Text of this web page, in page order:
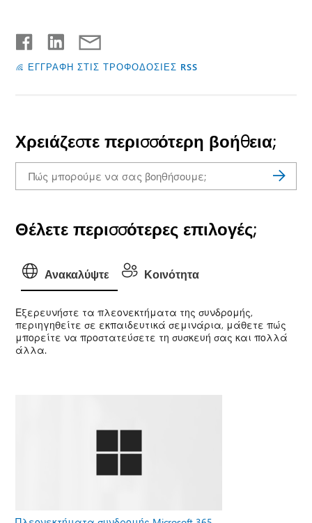
ΕΓΓΡΑΦΗ ΣΤΙΣ ΤΡΟΦΟΔΟΣΙΕΣ RSS
Χρειάζεστε περισσότερη βοήθεια;
Θέλετε περισσότερες επιλογές;
Ανακαλύψτε Κοινότητα
Εξερευνήστε τα πλεονεκτήματα της συνδρομής,
περιηγηθείτε σε εκπαιδευτικά σεμινάρια, μάθετε πώς
μπορείτε να προστατεύσετε τη συσκευή σας και πολλά
άλλα.